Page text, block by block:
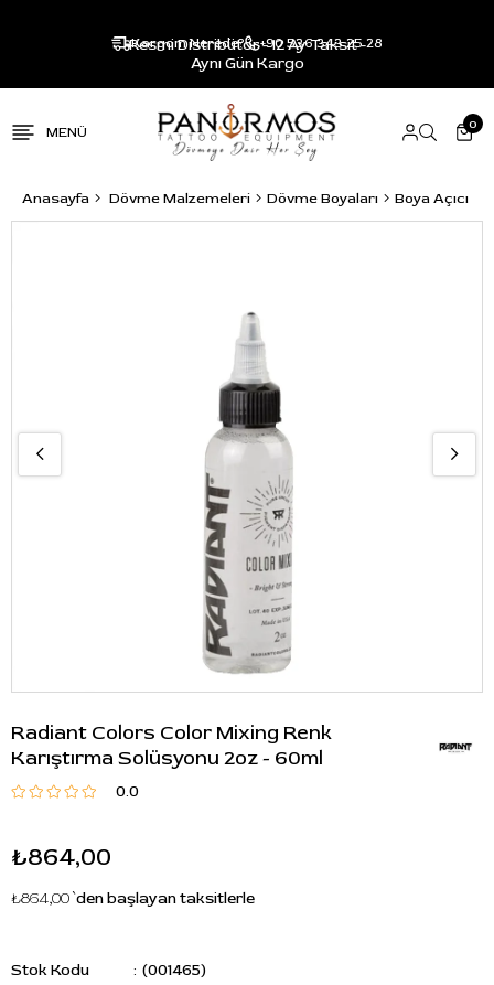
Resmi Distribütör - 12 Ay Taksit -
Aynı Gün Kargo
Kargom Nerede? +90 536 343 25 28
0
Anasayfa Dövme Malzemeleri Dövme Boyaları Boya Açıcı
Radiant Colors Color Mixing Renk
Karıştırma Solüsyonu 2oz - 60ml
0.0
₺864,00
₺864,00`den başlayan taksitlerle
Stok Kodu
(001465)